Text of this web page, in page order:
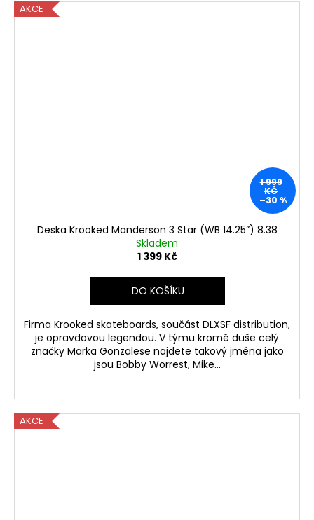
AKCE
1 999
KČ
–30 %
Deska Krooked Manderson 3 Star (WB 14.25”) 8.38
Skladem
1 399 Kč
DO KOŠÍKU
Firma Krooked skateboards, součást DLXSF distribution,
je opravdovou legendou. V týmu kromě duše celý
značky Marka Gonzalese najdete takový jména jako
jsou Bobby Worrest, Mike...
AKCE